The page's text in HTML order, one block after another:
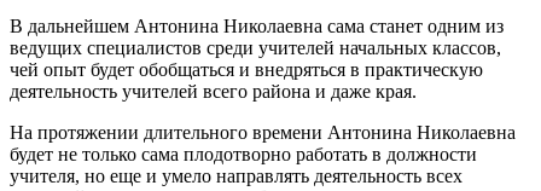
В дальнейшем Антонина Николаевна сама станет одним из
ведущих специалистов среди учителей начальных классов,
чей опыт будет обобщаться и внедряться в практическую
деятельность учителей всего района и даже края.
На протяжении длительного времени Антонина Николаевна
будет не только сама плодотворно работать в должности
учителя, но еще и умело направлять деятельность всех